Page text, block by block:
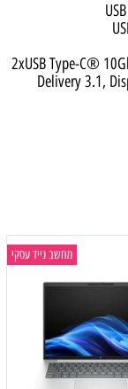
2xUSB Type-C®
Delivery 3.1,
מחשב נייד עסקי